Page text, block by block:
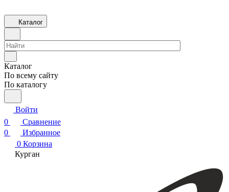
Каталог
Каталог
По всему сайту
По каталогу
Войти
0
Сравнение
0
Избранное
0 Корзина
Курган